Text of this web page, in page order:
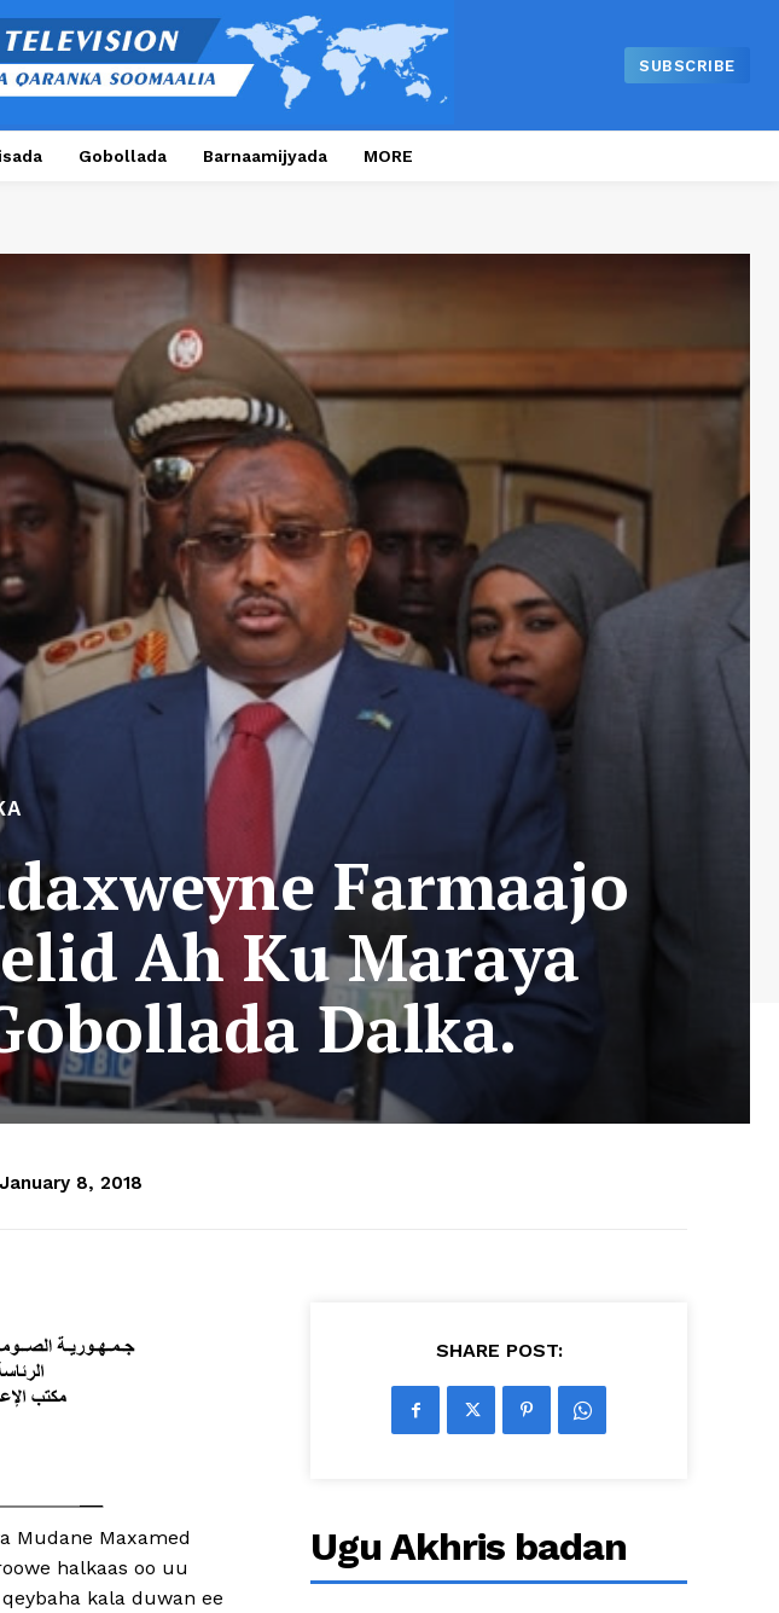
SUBSCRIBE
Gobollada Barnaamijyada MORE
Farmaajo
Ah Ku Maraya
Dalka.
January 8, 2018
Mudane Maxamed
halkaas oo uu
kala duwan ee
SHARE POST:
Ugu Akhris badan